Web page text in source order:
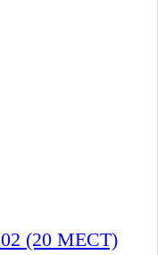
(20 МЕСТ)